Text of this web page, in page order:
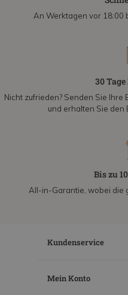
An Werktagen vor 18:00
30
Nicht zufrieden? Senden Sie
und erhalten Sie den
Bis zu
All-in-Garantie, wobei die
Kundenservice
Mein Konto